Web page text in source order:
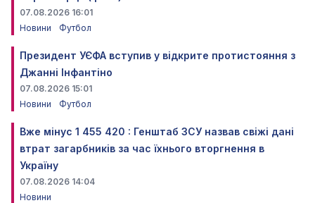
07.08.2026 16:01
Новини
Футбол
Президент УЄФА вступив у відкрите протистояння з
Джанні Інфантіно
07.08.2026 15:01
Новини
Футбол
Вже мінус 1 455 420 : Генштаб ЗСУ назвав свіжі дані
втрат загарбників за час їхнього вторгнення в
Україну
07.08.2026 14:04
Новини